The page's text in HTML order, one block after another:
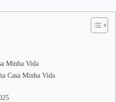
Minha Vida
Casa Minha Vida